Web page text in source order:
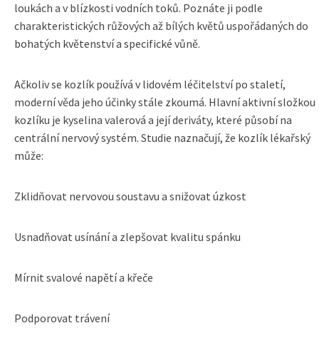
loukách a v blízkosti vodních toků. Poznáte ji podle
charakteristických růžových až bílých květů uspořádaných do
bohatých květenství a specifické vůně.
Ačkoliv se kozlík používá v lidovém léčitelství po staletí,
moderní věda jeho účinky stále zkoumá. Hlavní aktivní složkou
kozlíku je kyselina valerová a její deriváty, které působí na
centrální nervový systém. Studie naznačují, že kozlík lékařský
může:
Zklidňovat nervovou soustavu a snižovat úzkost
Usnadňovat usínání a zlepšovat kvalitu spánku
Mírnit svalové napětí a křeče
Podporovat trávení